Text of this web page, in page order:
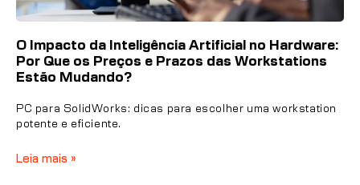
O Impacto da Inteligência Artificial no Hardware:
Por Que os Preços e Prazos das Workstations
Estão Mudando?
PC para SolidWorks: dicas para escolher uma workstation
potente e eficiente.
Leia mais »